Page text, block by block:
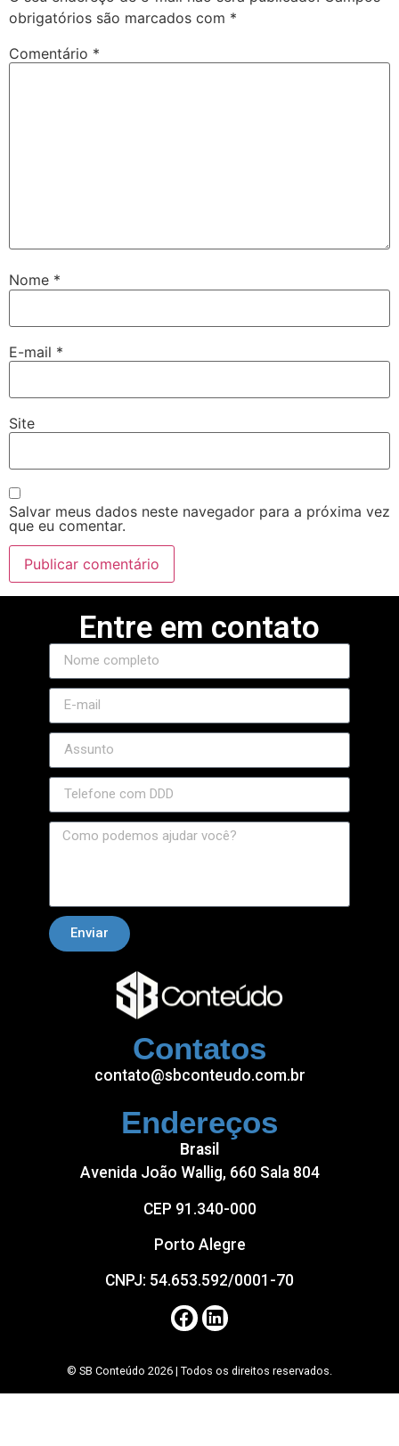
Forum
giriş
giriş
giriş
Panel
obrigatórios são marcados com *
Comentário *
Nome *
E-mail *
Site
Salvar meus dados neste navegador para a próxima vez
que eu comentar.
Contatos
contato@sbconteudo.com.br
Endereços
Brasil
Avenida João Wallig, 660 Sala 804
CEP 91.340-000
Porto Alegre
CNPJ: 54.653.592/0001-70
Entre em contato
Enviar
© SB Conteúdo 2026 | Todos os direitos reservados.